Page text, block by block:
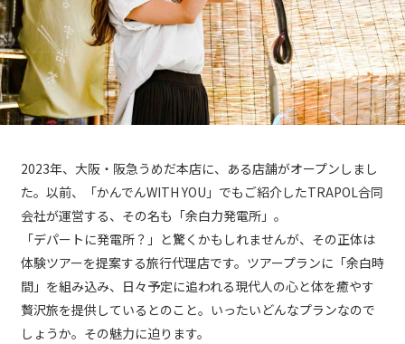
2023年、大阪・阪急うめだ本店に、ある店舗がオープンしまし
た。以前、「かんでんWITH YOU」でもご紹介したTRAPOL合同
会社が運営する、その名も「余白力発電所」。
「デパートに発電所？」と驚くかもしれませんが、その正体は
体験ツアーを提案する旅行代理店です。ツアープランに「余白時
間」を組み込み、日々予定に追われる現代人の心と体を癒やす
贅沢旅を提供しているとのこと。いったいどんなプランなので
しょうか。その魅力に迫ります。